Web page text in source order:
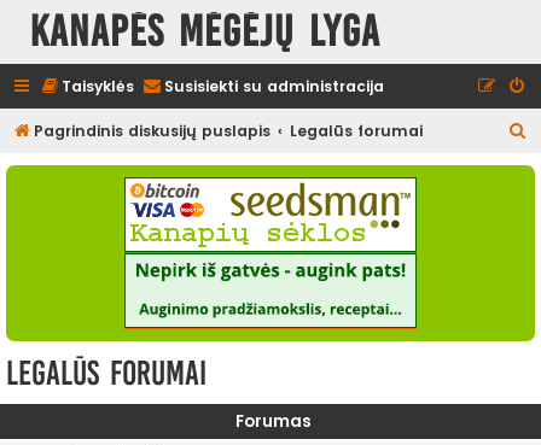
Kanapės mėgėjų lyga
Taisyklės Susisiekti su administracija
Pagrindinis diskusijų puslapis Legalūs forumai
e
Legalūs forumai
Forumas